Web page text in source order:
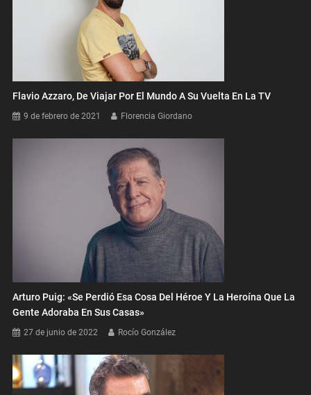
Flavio Azzaro, De Viajar Por El Mundo A Su Vuelta En La TV
9 de febrero de 2021 Florencia Giordano
Arturo Puig: «Se Perdió Esa Cosa Del Héroe Y La Heroína Que La
Gente Adoraba En Sus Casas»
27 de junio de 2022 Rocío González